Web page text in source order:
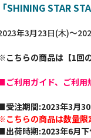
「SHINING STAR
年3月23日(木)～
こちらの商品は【1回
ご利用ガイド、ご利用
受注期間:2023年3月
こちらの商品は数量限
出荷時期:2023年6月下